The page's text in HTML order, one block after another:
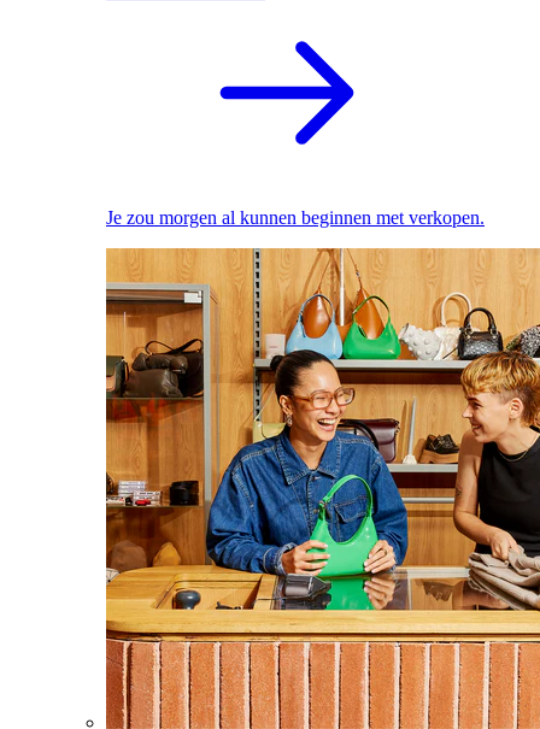
Je zou morgen al kunnen beginnen met verkopen.